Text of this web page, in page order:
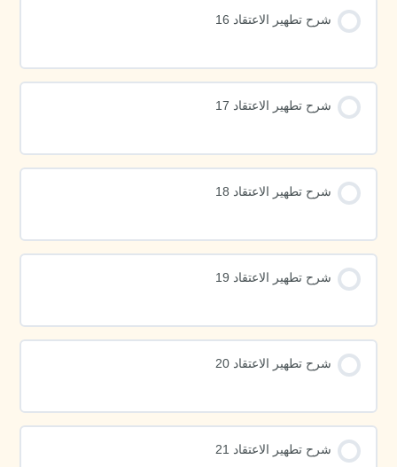
شرح تطهير الاعتقاد 16
شرح تطهير الاعتقاد 17
شرح تطهير الاعتقاد 18
شرح تطهير الاعتقاد 19
شرح تطهير الاعتقاد 20
شرح تطهير الاعتقاد 21